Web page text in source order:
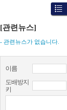
[관련뉴스]
- 관련뉴스가 없습니다.